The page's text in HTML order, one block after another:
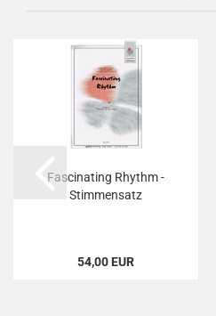
Fascinating Rhythm -
Stimmensatz
54,00 EUR